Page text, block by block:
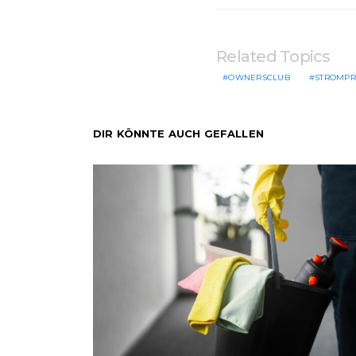
Related Topics
OWNERSCLUB
DIR KÖNNTE AUCH GEFALLEN